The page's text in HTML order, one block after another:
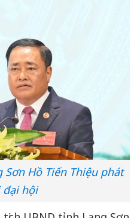
Sơn Hồ Tiến Thiệu phát
đại hội